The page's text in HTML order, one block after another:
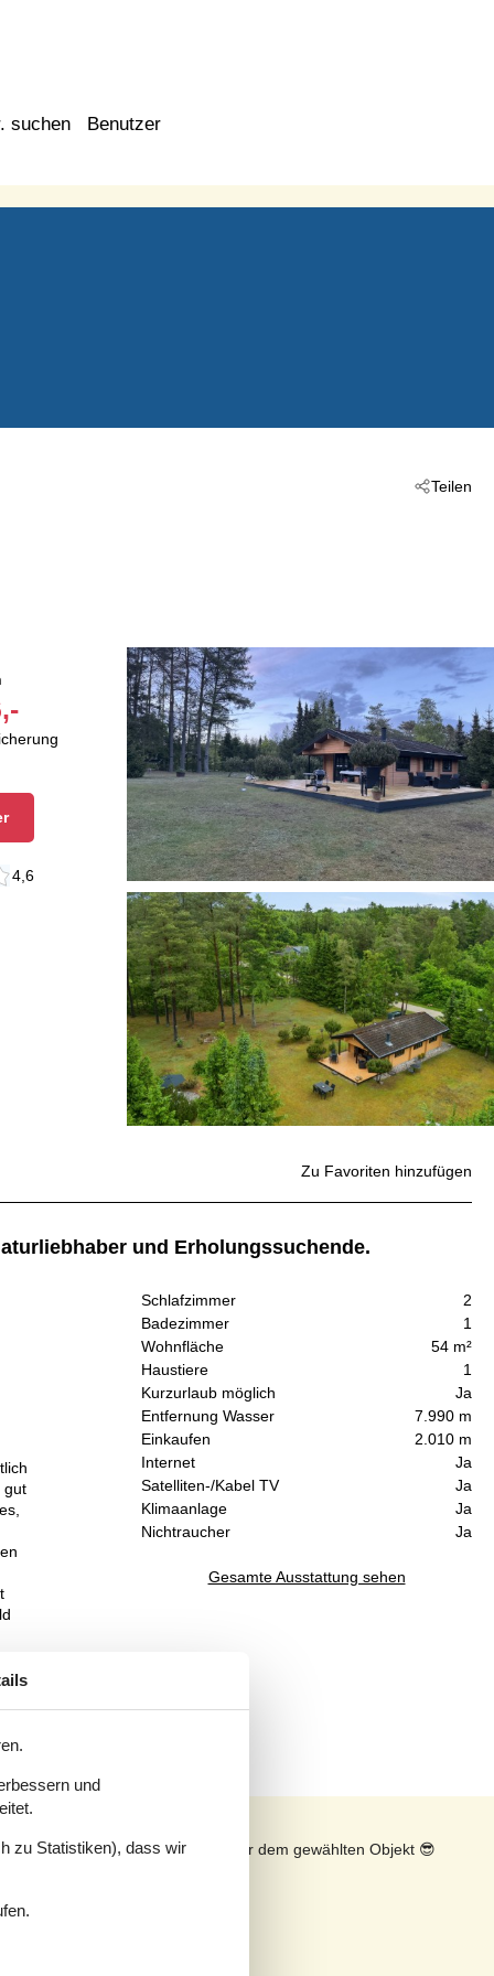
suchen Benutzer
Teilen
4,6
und Erholungssuchende.
Schlafzimmer
2
Badezimmer
1
Wohnfläche
54 m²
Haustiere
1
Kurzurlaub möglich
Ja
Entfernung Wasser
7.990 m
Einkaufen
2.010 m
Internet
Ja
Satelliten-/Kabel TV
Ja
Klimaanlage
Ja
Nichtraucher
Ja
Gesamte Ausstattung sehen
Zu Favoriten hinzufügen
gut
Sonnenstand über dem gewählten Objekt 😎
und
zu Statistiken), dass wir